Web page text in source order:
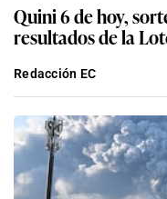
Quini 6 de hoy,
resultados de la
Redacción EC